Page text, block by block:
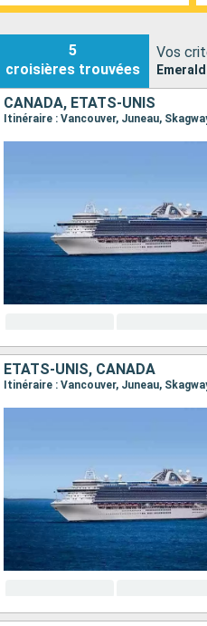
5
croisières trouvées
Vos
CANADA, ÉTATS-UNIS
Itinéraire : Vancouver, Juneau,
ÉTATS-UNIS, CANADA
Itinéraire : Vancouver, Juneau,